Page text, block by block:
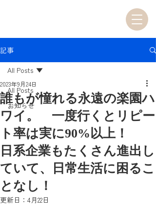
記事
All Posts
お知らせ
All Posts
誰もが憧れる永遠の楽園ハ
ワイ。 一度行くとリピー
ト率は実に90%以上！
日系企業もたくさん進出し
ていて、日常生活に困るこ
となし！
2023年9月24日
更新日： 4月22日